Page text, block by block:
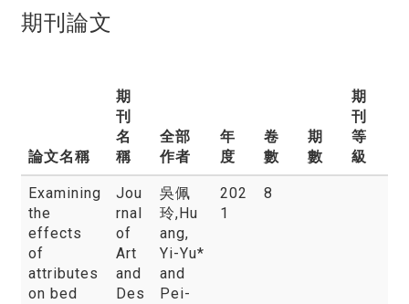
期刊論文
論文名稱
期
刊
名
稱
全部
作者
年
度
卷
數
期
數
期
刊
等
級
Examining
the
effects
of
attributes
on bed
Jou
rnal
of
Art
and
Des
吳佩
玲,Hu
ang,
Yi-Yu*
and
Pei-
202
1
8